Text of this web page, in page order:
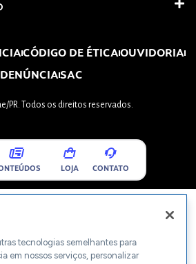
CÓDIGO DE ÉTICAOUVIDORIA
DENÚNCIASAC
PR. Todos os direitos reservados.
LOJA CONTATO
tecnologias semelhantes para
em nossos serviços, personalizar